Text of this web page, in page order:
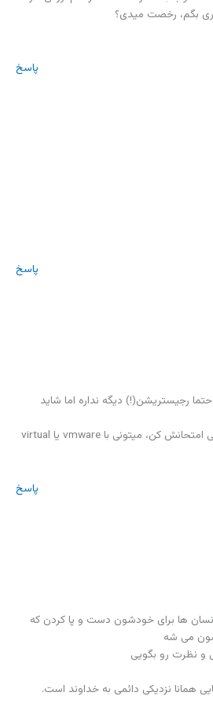
پاسخ
پاسخ
رجیستریشن(!) دیگه نداره اما شاید
می خوای روی یه سیستم الکی امتحانش کن، میتونی با vmware یا virtual
پاسخ
ها برای خودشون دست و پا کردن که
می شه
و نظرت رو بگویی
همانا نزدیکی دائمی به خداوند است.